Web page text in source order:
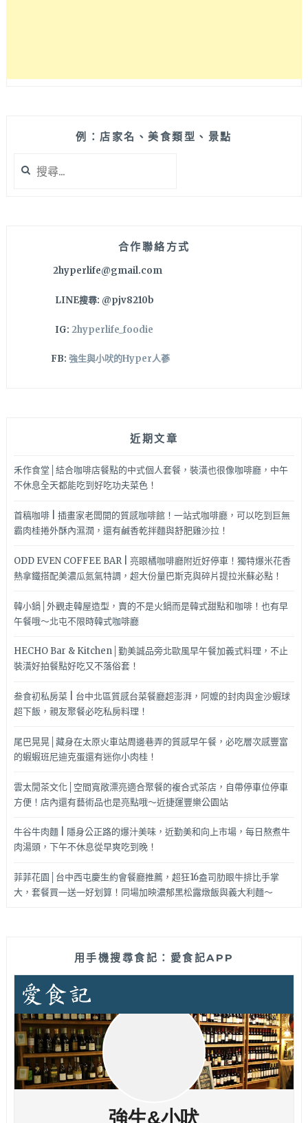
例：店家名、美食類型、景點
尋
合作聯絡方式
2hyperlife@gmail.com
LINE搜尋: @pjv8210b
IG: 2hyperlife_foodie
FB: 強生與小吠的Hyper人蔘
近期文章
禾作食堂│結合咖啡店餐點的中式個人套餐，裝潢也很像咖啡廳，中午
不休息全天都能吃到好吃功夫菜色！
首稿咖啡 | 插畫家老闆開的質感咖啡館！一站式咖啡廳，可以吃到巨無
霸肉桂捲外酥內濕潤，還有鹹香乾拌麵與舒肥雞沙拉！
ODD EVEN COFFEE BAR | 亮眼橘咖啡廳附近好停車！獨特爆米花香
熱拿鐵搭配美濃瓜氮氣特調，超大份量巴斯克與碎片提拉米蘇必點！
韓小鍋│外觀走韓屋造型，賣的不是火鍋而是韓式甜點和咖啡！也有早
午餐哦～北屯不限時韓式咖啡廳
HECHO Bar & Kitchen│勤美誠品旁北歐風早午餐加義式料理，不止
裝潢好拍餐點好吃又不落俗套！
叁食初私房菜 | 台中北區質感台菜餐廳超澎湃，阿嬤的封肉與金沙蝦球
超下飯，親友聚餐必吃私房料理！
尾巴晃晃│藏身在太原火車站周邊巷弄的質感早午餐，必吃層次感豐富
的蝦蝦班尼迪克蛋還有迷你小肉桂！
雲太閒茶文化│空間寬敞漂亮適合聚餐的複合式茶店，自帶停車位停車
方便！店內還有藝術品也是亮點哦～近捷運豐樂公園站
牛谷牛肉麵 | 隱身公正路的爆汁美味，近勤美和向上市場，每日熬煮牛
肉湯頭，下午不休息從早爽吃到晚！
菲菲花園│台中西屯慶生約會餐廳推薦，超狂16盎司肋眼牛排比手掌
大，套餐買一送一好划算！同場加映濃郁黑松露燉飯與義大利麵～
用手機搜尋食記：愛食記APP